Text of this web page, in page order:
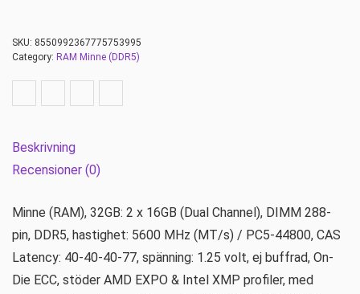
SKU: 8550992367775753995
Category: RAM Minne (DDR5)
Beskrivning
Recensioner (0)
Minne (RAM), 32GB: 2 x 16GB (Dual Channel), DIMM 288-
pin, DDR5, hastighet: 5600 MHz (MT/s) / PC5-44800, CAS
Latency: 40-40-40-77, spänning: 1.25 volt, ej buffrad, On-
Die ECC, stöder AMD EXPO & Intel XMP profiler, med